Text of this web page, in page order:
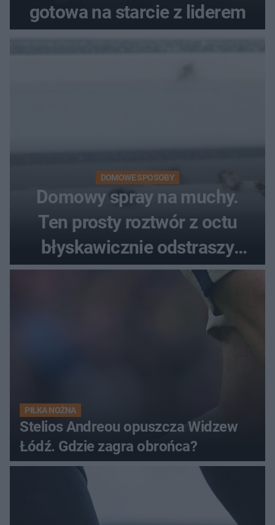
gotowa na starcie z liderem
DOMOWE SPOSOBY
Domowy spray na muchy.
Ten prosty roztwór z octu
błyskawicznie odstraszy
uciążliwe owady
PIŁKA NOŻNA
Stelios Andreou opuszcza Widzew
Łódź. Gdzie zagra obrońca?